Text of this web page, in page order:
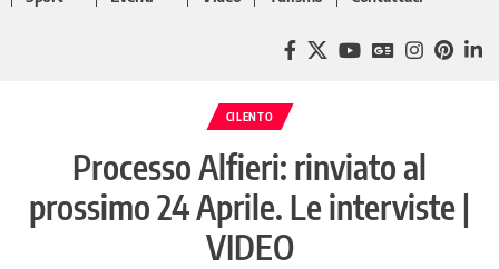
CILENTO
Processo Alfieri: rinviato al
prossimo 24 Aprile. Le interviste |
VIDEO